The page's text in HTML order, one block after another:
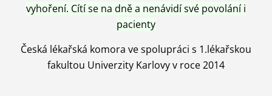
vyhoření. Cítí se na dně a nenávidí své povolání i
pacienty
Česká lékařská komora ve spolupráci s 1.lékařskou
fakultou Univerzity Karlovy v roce 2014